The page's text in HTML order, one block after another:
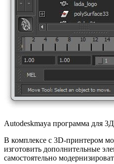
Autodeskmaya программа для
В комплексе с 3D-принтером
изготовить дополнительные
самостоятельно